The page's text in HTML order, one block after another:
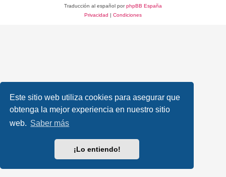
Este sitio web utiliza cookies para asegurar que
obtenga la mejor experiencia en nuestro sitio
web. Saber más
¡Lo entiendo!
Traducción al español porphpBB España
Privacidad | Condiciones